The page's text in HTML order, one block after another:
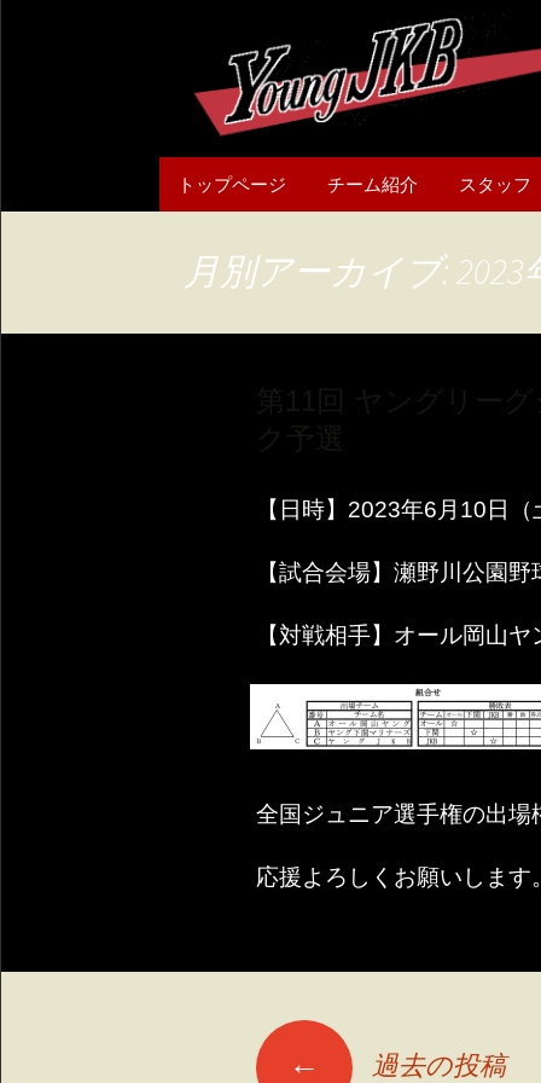
トップページ チーム紹介 スタッフ
月別アーカイブ: 2023
【日時】2023年6月10日
【試合会場】瀬野川公園野
【対戦相手】オール岡山
全国ジュニア選手権の出場
応援よろしくお願いします。
← 過去の投稿